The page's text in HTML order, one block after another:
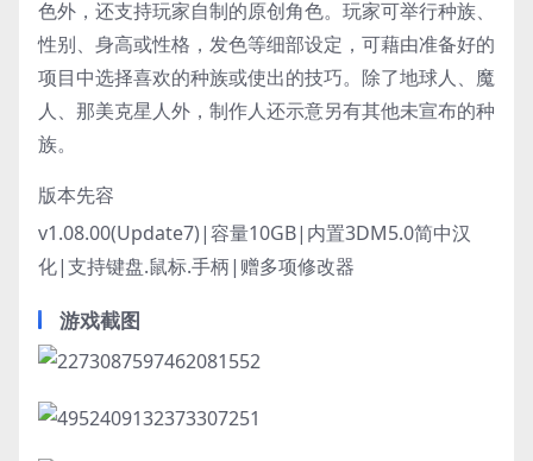
色外，还支持玩家自制的原创角色。玩家可举行种族、
性别、身高或性格，发色等细部设定，可藉由准备好的
项目中选择喜欢的种族或使出的技巧。除了地球人、魔
人、那美克星人外，制作人还示意另有其他未宣布的种
族。
版本先容
v1.08.00(Update7)|容量10GB|内置3DM5.0简中汉
化|支持键盘.鼠标.手柄|赠多项修改器
游戏截图